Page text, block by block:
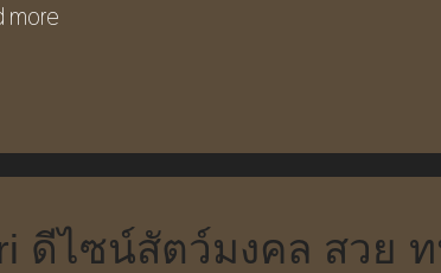
more
ดีไซน์สัตว์มงคล สวย